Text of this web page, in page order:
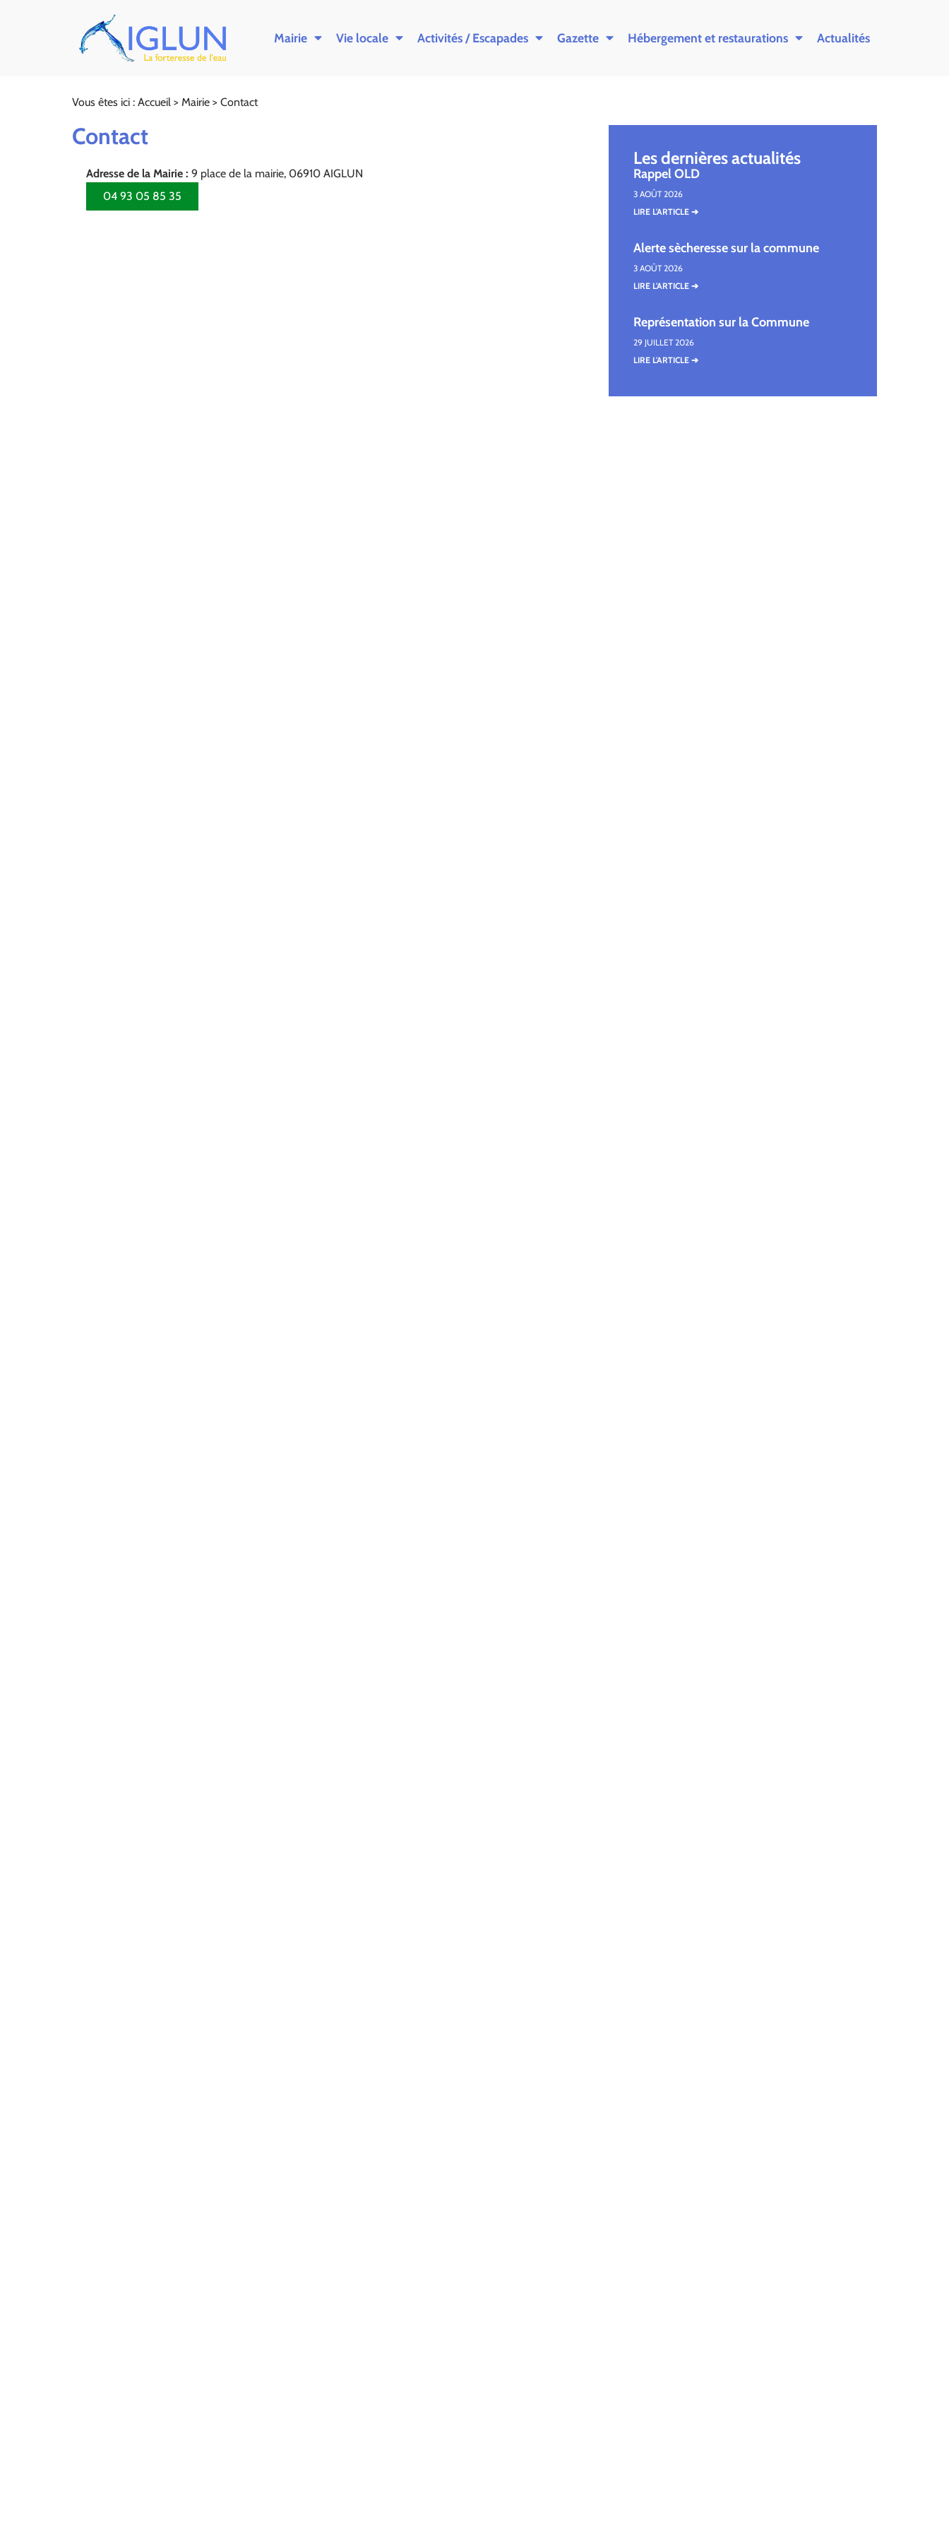
Mairie Vie locale Activités / Escapades Gazette Hébergement et restaurations Actualités
Vous êtes ici : Accueil > Mairie > Contact
Contact
Adresse de la Mairie : 9 place de la mairie, 06910 AIGLUN
04 93 05 85 35
Les dernières actualités
Rappel OLD
3 AOÛT 2026
LIRE L'ARTICLE ➔
Alerte sècheresse sur la commune
3 AOÛT 2026
LIRE L'ARTICLE ➔
Représentation sur la Commune
29 JUILLET 2026
LIRE L'ARTICLE ➔